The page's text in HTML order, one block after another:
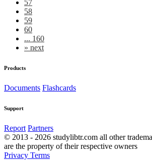
57
58
59
60
... 160
» next
Products
Documents Flashcards
Support
Report Partners
© 2013 - 2026 studylibtr.com all other
are the property of their respective owners
Privacy Terms